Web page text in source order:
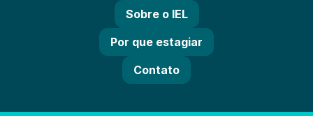
Sobre o IEL
Por que estagiar
Contato